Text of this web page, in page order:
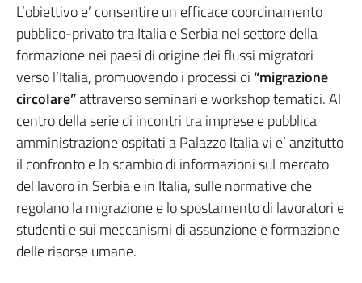
L’obiettivo e’ consentire un efficace coordinamento
pubblico-privato tra Italia e Serbia nel settore della
formazione nei paesi di origine dei flussi migratori
verso l’Italia, promuovendo i processi di “migrazione
circolare”attraverso seminari e workshop tematici. Al
centro della serie di incontri tra imprese e pubblica
amministrazione ospitati a Palazzo Italia vi e’ anzitutto
il confronto e lo scambio di informazioni sul mercato
del lavoro in Serbia e in Italia, sulle normative che
regolano la migrazione e lo spostamento di lavoratori e
studenti e sui meccanismi di assunzione e formazione
delle risorse umane.